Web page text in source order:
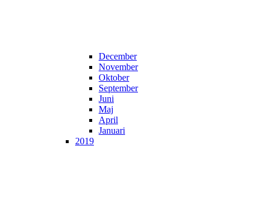
December
November
Oktober
September
Juni
Maj
April
Januari
2019